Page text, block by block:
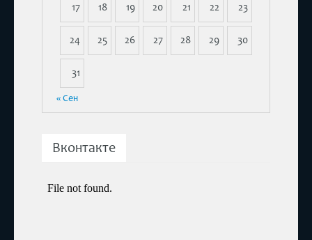
17 18 19 20 21 22 23
24 25 26 27 28 29 30
31
« Сен
Вконтакте